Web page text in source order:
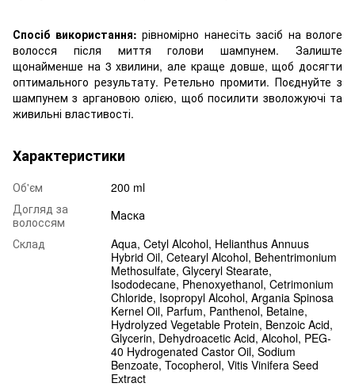
Спосіб використання: рівномірно нанесіть засіб на вологе
волосся після миття голови шампунем. Залиште
щонайменше на 3 хвилини, але краще довше, щоб досягти
оптимального результату. Ретельно промити. Поєднуйте з
шампунем з аргановою олією, щоб посилити зволожуючі та
живильні властивості.
Характеристики
Об'єм
200 ml
Догляд за
волоссям
Маска
Склад
Aqua, Cetyl Alcohol, Helianthus Annuus
Hybrid Oil, Cetearyl Alcohol, Behentrimonium
Methosulfate, Glyceryl Stearate,
Isododecane, Phenoxyethanol, Cetrimonium
Chloride, Isopropyl Alcohol, Argania Spinosa
Kernel Oil, Parfum, Panthenol, Betaine,
Hydrolyzed Vegetable Protein, Benzoic Acid,
Glycerin, Dehydroacetic Acid, Alcohol, PEG-
40 Hydrogenated Castor Oil, Sodium
Benzoate, Tocopherol, Vitis Vinifera Seed
Extract